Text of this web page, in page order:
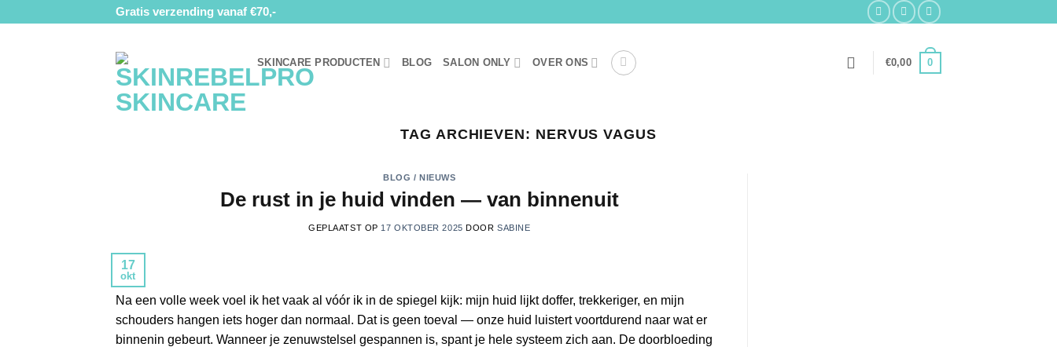
Gratis verzending vanaf €70,-
SKINCARE PRODUCTEN BLOG SALON ONLY OVER ONS €0,00 0
TAG ARCHIEVEN: NERVUS VAGUS
BLOG / NIEUWS
De rust in je huid vinden — van binnenuit
GEPLAATST OP 17 OKTOBER 2025 DOORSABINE
17
okt
Na een volle week voel ik het vaak al vóór ik in de spiegel kijk: mijn huid lijkt doffer, trekkeriger, en mijn
schouders hangen iets hoger dan normaal. Dat is geen toeval — onze huid luistert voortdurend naar wat er
binnenin gebeurt. Wanneer je zenuwstelsel gespannen is, spant je hele systeem zich aan. De doorbloeding